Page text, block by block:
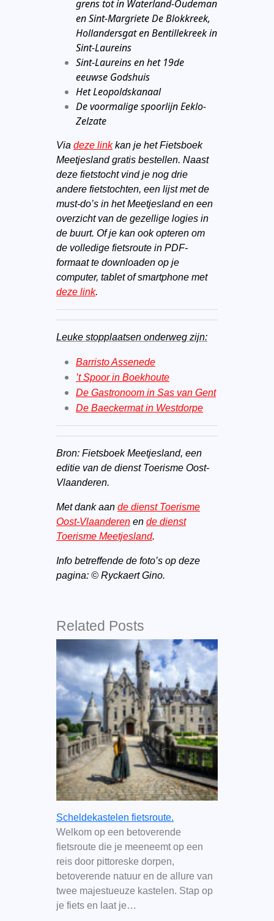
grens tot in Waterland-Oudeman
en Sint-Margriete De Blokkreek,
Hollandersgat en Bentillekreek in
Sint-Laureins
Sint-Laureins en het 19de
eeuwse Godshuis
Het Leopoldskanaal
De voormalige spoorlijn Eeklo-
Zelzate
Via deze linkkan je het Fietsboek
Meetjesland gratis bestellen. Naast
deze fietstocht vind je nog drie
andere fietstochten, een lijst met de
must-do’s in het Meetjesland en een
overzicht van de gezellige logies in
de buurt. Of je kan ook opteren om
de volledige fietsroute in PDF-
formaat te downloaden op je
computer, tablet of smartphone met
deze link.
Leuke stopplaatsen onderweg zijn:
Barristo Assenede
’t Spoor in Boekhoute
De Gastronoom in Sas van Gent
De Baeckermat in Westdorpe
Bron: Fietsboek Meetjesland, een
editie van de dienst Toerisme Oost-
Vlaanderen.
Met dank aan de dienst Toerisme
Oost-Vlaanderenen de dienst
Toerisme Meetjesland.
Info betreffende de foto’s op deze
pagina: © Ryckaert Gino.
Related Posts
Scheldekastelen fietsroute.
Welkom op een betoverende
fietsroute die je meeneemt op een
reis door pittoreske dorpen,
betoverende natuur en de allure van
twee majestueuze kastelen. Stap op
je fiets en laat je…